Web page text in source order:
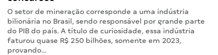
O setor de mineração corresponde a uma indústria
bilionária no Brasil, sendo responsável por grande parte
do PIB do país. A título de curiosidade, essa indústria
faturou quase R$ 250 bilhões, somente em 2023,
provando…